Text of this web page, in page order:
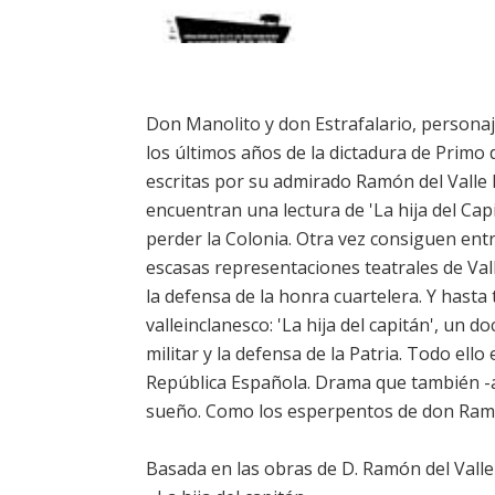
Don Manolito y don Estrafalario,
los últimos años de la dictadura de
escritas por su admirado Ramón del
encuentran una lectura de 'La hija del
perder la Colonia. Otra vez consiguen
escasas representaciones teatrales de
la defensa de la honra cuartelera. Y
valleinclanesco: 'La hija del capitán', un
militar y la defensa de la Patria. Todo
República Española. Drama que
sueño. Como los esperpentos de don
Basada en las obras de D. Ramón del